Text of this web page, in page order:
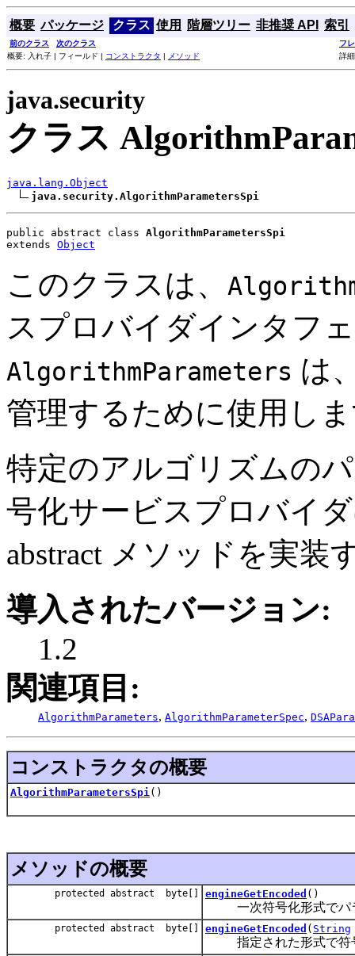
概要 パッケージ クラス 使用 階層ツリー 非推奨 API 索引
前のクラス 次のクラス
フ
概要: 入れ子 | フィールド | コンストラクタ | メソッド 詳
java.security
クラス
java.lang.Object
java.security.AlgorithmParametersSpi
public abstract class AlgorithmParametersSpi
extends Object
このクラスは、
スプロバイダインタフ
AlgorithmParameters は
管理するために使用し
特定のアルゴリズムの
号化サービスプロバイ
abstract メソッドを実装
導入されたバージョン:
1.2
関連項目:
AlgorithmParameters, AlgorithmParameterSpec,
コンストラクタの概要
AlgorithmParametersSpi ()
メソッドの概要
protected abstract byte[] engineGetEncoded ()
一次符号化形式でパ
protected abstract byte[] engineGetEncoded ( String
指定された形式で符号